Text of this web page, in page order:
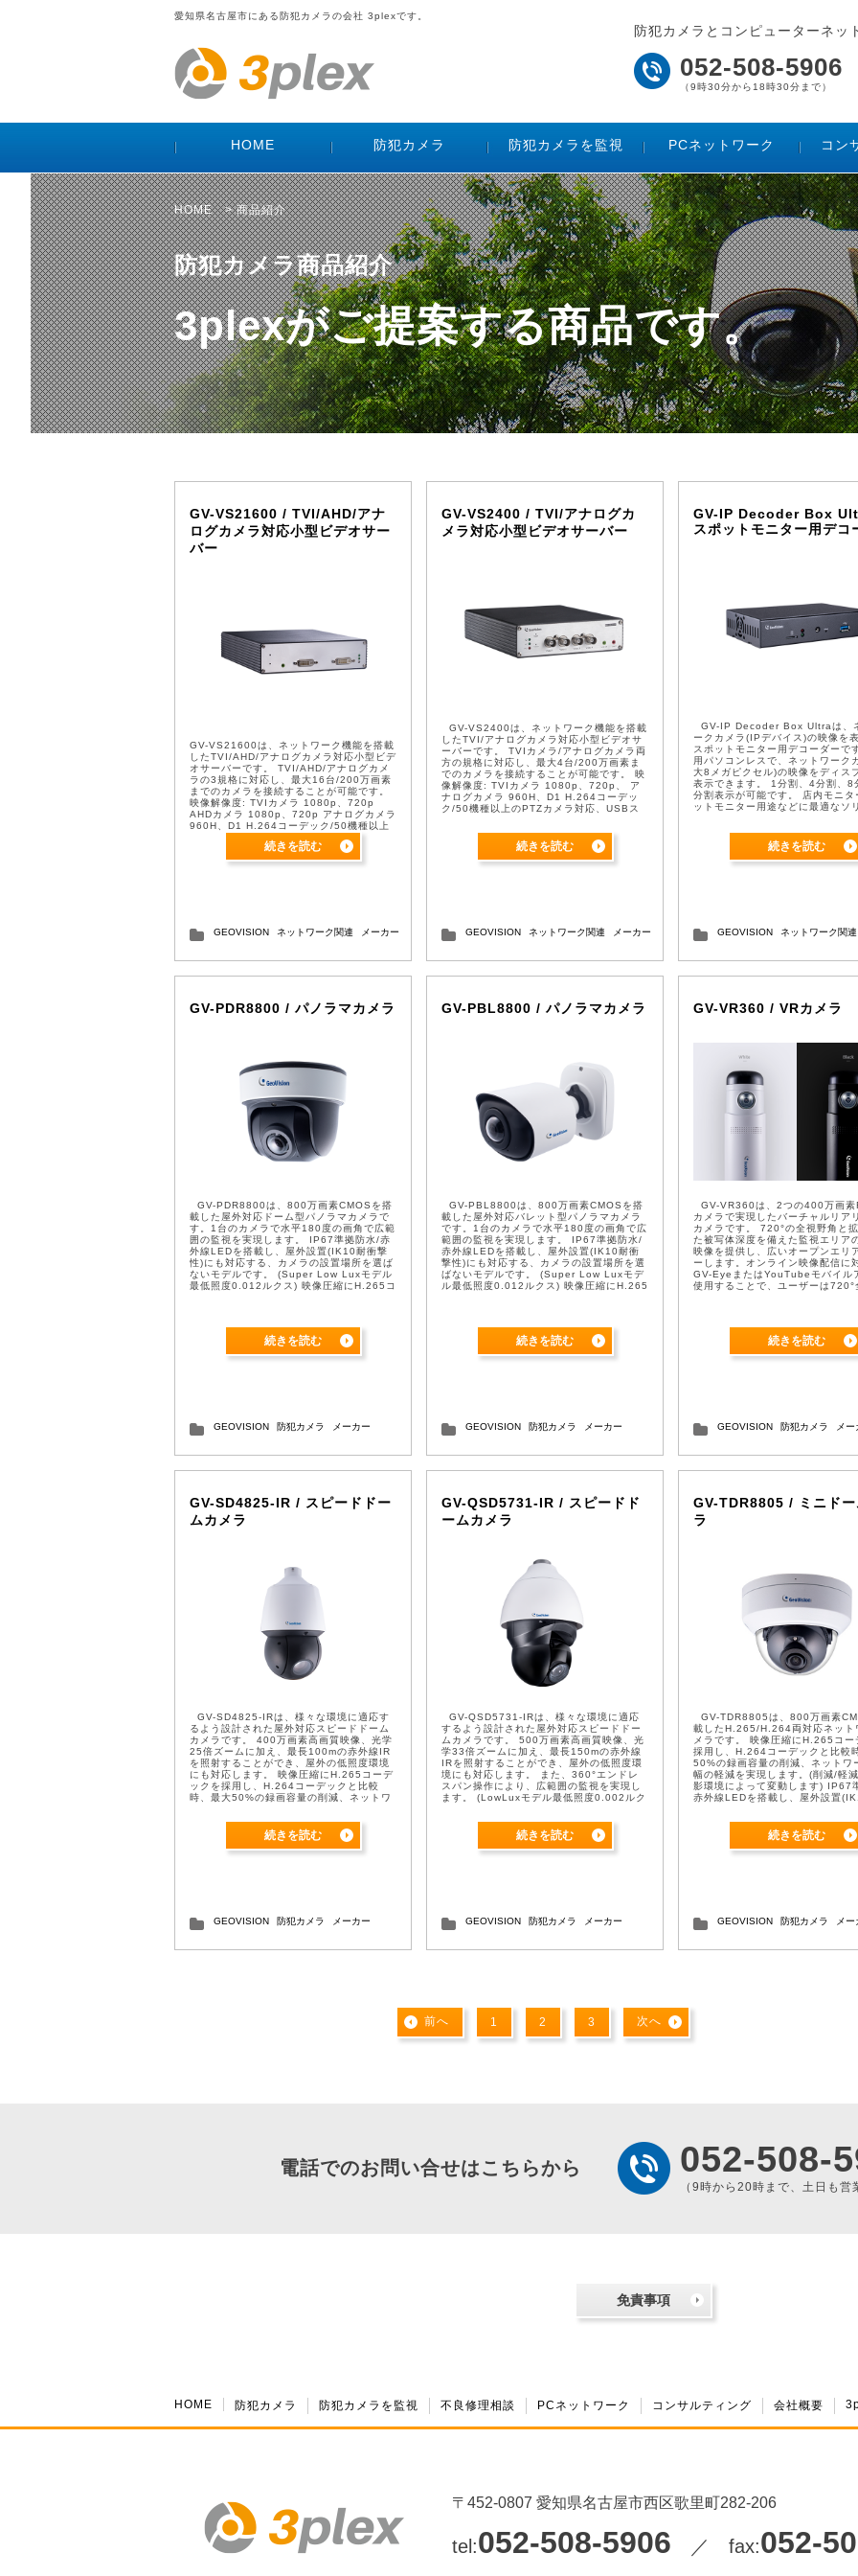
愛知県名古屋市にある防犯カメラの会社 3plexです。
防犯カメラとコンピューターネッ
052-508-5906
（9時30分から18時30分まで）
HOME 防犯カメラ 防犯カメラを監視 PCネットワーク コン
HOME>商品紹介
防犯カメラ商品紹介
3plexがご提案する商品です。
GV-VS21600 / TVI/AHD/アナ
ログカメラ対応小型ビデオサー
バー
GV-VS21600は、ネットワーク機能を搭載
したTVI/AHD/アナログカメラ対応小型ビデ
オサーバーです。 TVI/AHD/アナログカメ
ラの3規格に対応し、最大16台/200万画素
までのカメラを接続することが可能です。
映像解像度: TVIカメラ 1080p、720p
AHDカメラ 1080p、720p アナログカメラ
960H、D1 H.264コーデック/50機種以上
続きを読む
GEOVISION ネットワーク関連 メーカー
GV-VS2400 / TVI/アナログカ
メラ対応小型ビデオサーバー
GV-VS2400は、ネットワーク機能を搭載
したTVI/アナログカメラ対応小型ビデオサ
ーバーです。 TVIカメラ/アナログカメラ両
方の規格に対応し、最大4台/200万画素ま
でのカメラを接続することが可能です。 映
像解像度: TVIカメラ 1080p、720p、 ア
ナログカメラ 960H、D1 H.264コーデッ
ク/50機種以上のPTZカメラ対応、USBス
続きを読む
GEOVISION ネットワーク関連 メーカー
GV-IP Decoder Box
スポットモニター用デコ
GV-IP Decoder Box Ultraは、
ークカメラ(IPデバイス)の映像を
スポットモニター用デコーダーで
用パソコンレスで、ネットワーク
大8メガピクセル)の映像をディス
表示できます。 1分割、4分割、8
分割表示が可能です。 店内モニタ
ットモニター用途などに最適なソ
続きを読む
GEOVISION ネットワーク関連
GV-PDR8800 / パノラマカメラ
GV-PDR8800は、800万画素CMOSを搭
載した屋外対応ドーム型パノラマカメラで
す。1台のカメラで水平180度の画角で広範
囲の監視を実現します。 IP67準拠防水/赤
外線LEDを搭載し、屋外設置(IK10耐衝撃
性)にも対応する、カメラの設置場所を選ば
ないモデルです。 (Super Low Luxモデル
最低照度0.012ルクス) 映像圧縮にH.265コ
続きを読む
GEOVISION 防犯カメラ メーカー
GV-PBL8800 / パノラマカメラ
GV-PBL8800は、800万画素CMOSを搭
載した屋外対応バレット型パノラマカメラ
です。1台のカメラで水平180度の画角で広
範囲の監視を実現します。 IP67準拠防水/
赤外線LEDを搭載し、屋外設置(IK10耐衝
撃性)にも対応する、カメラの設置場所を選
ばないモデルです。 (Super Low Luxモデ
ル最低照度0.012ルクス) 映像圧縮にH.265
続きを読む
GEOVISION 防犯カメラ メーカー
GV-VR360 / VRカメラ
GV-VR360は、2つの400万画
カメラで実現したバーチャルリア
カメラです。 720°の全視野角と
た被写体深度を備えた監視エリア
映像を提供し、広いオープンエリ
ーします。オンライン映像配信に
GV-EyeまたはYouTubeモバイル
使用することで、ユーザーは720°
続きを読む
GEOVISION 防犯カメラ メー
GV-SD4825-IR / スピードドー
ムカメラ
GV-SD4825-IRは、様々な環境に適応す
るよう設計された屋外対応スピードドーム
カメラです。 400万画素高画質映像、光学
25倍ズームに加え、最長100mの赤外線IR
を照射することができ、屋外の低照度環境
にも対応します。 映像圧縮にH.265コーデ
ックを採用し、H.264コーデックと比較
時、最大50%の録画容量の削減、ネットワ
減率は撮影環境 ...
続きを読む
GEOVISION 防犯カメラ メーカー
GV-QSD5731-IR / スピードド
ームカメラ
GV-QSD5731-IRは、様々な環境に適応
するよう設計された屋外対応スピードドー
ムカメラです。 500万画素高画質映像、光
学33倍ズームに加え、最長150mの赤外線
IRを照射することができ、屋外の低照度環
境にも対応します。 また、360°エンドレ
スパン操作により、広範囲の監視を実現し
ます。 (LowLuxモデル最低照度0.002ルク
続きを読む
GEOVISION 防犯カメラ メーカー
GV-TDR8805 / ミニドー
ラ
GV-TDR8805は、800万画素
載したH.265/H.264両対応ネット
メラです。 映像圧縮にH.265コー
採用し、H.264コーデックと比較
50%の録画容量の削減、ネットワ
幅の軽減を実現します。(削減/軽
影環境によって変動します) IP67
赤外線LEDを搭載し、屋外設置
続きを読む
GEOVISION 防犯カメラ メー
前へ 1 2 3 次へ
電話でのお問い合せはこちらから 052-508-
（9時から20時まで、土日も営
免責事項
HOME 防犯カメラ 防犯カメラを監視 不良修理相談 PCネットワーク コンサルティング 会社概要
〒452-0807 愛知県名古屋市西区歌里町282-206
tel:052-508-5906 ／ fax:052-